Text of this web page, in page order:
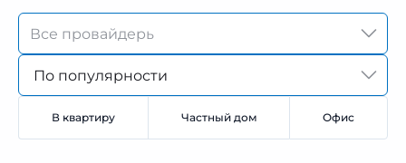
По популярности
В квартиру Частный дом Офис